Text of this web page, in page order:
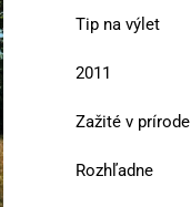
Tip na výlet
2011
Zažité v prírode
Rozhľadne